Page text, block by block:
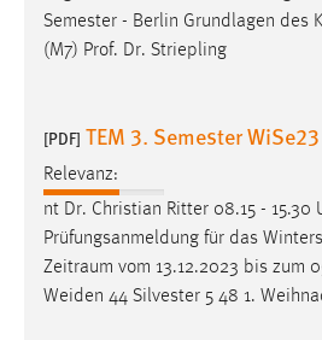
Semester - Berlin Grundlagen des
(M7) Prof. Dr. Striepling
[PDF] TEM 3. Semester
Relevanz:
nt Dr. Christian Ritter 08.15 - 15.30
Prüfungsanmeldung für das
Zeitraum vom 13.12.2023 bis zum
Weiden 44 Silvester 5 48 1.
Für performante
gespeichert, ob man eingeloggt ist.
Name:
site-language-preference
Zweck:
Das Cookie speichert die
Cookie Laufzeit: